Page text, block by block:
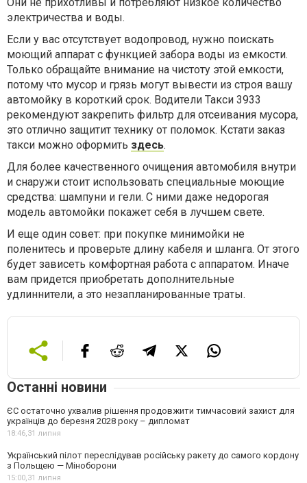
электричества и воды.
Если у вас отсутствует водопровод, нужно поискать
моющий аппарат с функцией забора воды из емкости.
Только обращайте внимание на чистоту этой емкости,
потому что мусор и грязь могут вывести из строя вашу
автомойку в короткий срок. Водители Такси 3933
рекомендуют закрепить фильтр для отсеивания мусора,
это отлично защитит технику от поломок. Кстати заказ
такси можно оформить здесь.
Для более качественного очищения автомобиля внутри
и снаружи стоит использовать специальные моющие
средства: шампуни и гели. С ними даже недорогая
модель автомойки покажет себя в лучшем свете.
И еще один совет: при покупке минимойки не
поленитесь и проверьте длину кабеля и шланга. От этого
будет зависеть комфортная работа с аппаратом. Иначе
вам придется приобретать дополнительные
удлиннители, а это незапланированные траты.
Останні новини
ЄС остаточно ухвалив рішення продовжити тимчасовий захист для
українців до березня 2028 року – дипломат
18:46,31 липня
Український пілот переслідував російську ракету до самого кордону
з Польщею — Міноборони
15:00,31 липня